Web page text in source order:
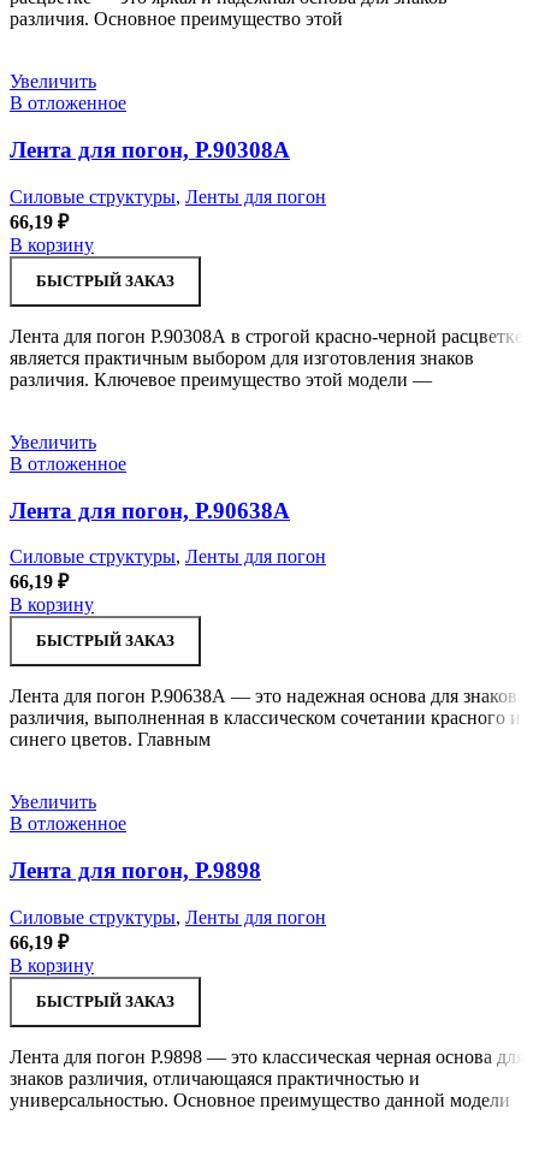
различия. Основное преимущество этой
Увеличить
В отложенное
Лента для погон, Р.90308А
Силовые структуры, Ленты для погон
66,19 ₽
В корзину
БЫСТРЫЙ ЗАКАЗ
Лента для погон Р.90308А в строгой красно-черной расцветке
является практичным выбором для изготовления знаков
различия. Ключевое преимущество этой модели —
Увеличить
В отложенное
Лента для погон, Р.90638А
Силовые структуры, Ленты для погон
66,19 ₽
В корзину
БЫСТРЫЙ ЗАКАЗ
Лента для погон Р.90638А — это надежная основа для знаков
различия, выполненная в классическом сочетании красного и
синего цветов. Главным
Увеличить
В отложенное
Лента для погон, Р.9898
Силовые структуры, Ленты для погон
66,19 ₽
В корзину
БЫСТРЫЙ ЗАКАЗ
Лента для погон Р.9898 — это классическая черная основа для
знаков различия, отличающаяся практичностью и
универсальностью. Основное преимущество данной модели